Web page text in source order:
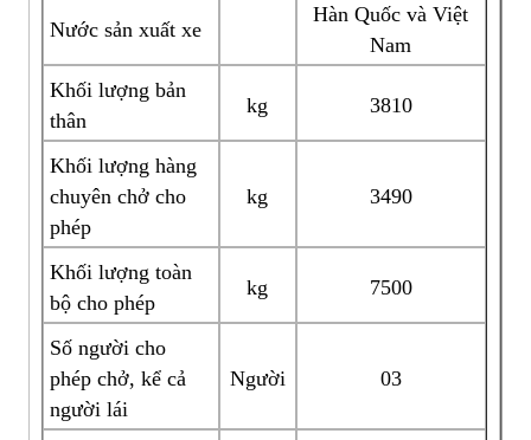
Nước sản xuất xe
Hàn Quốc và Việt
Nam
Khối lượng bản
thân
kg 3810
Khối lượng hàng
chuyên chở cho
phép
kg 3490
Khối lượng toàn
bộ cho phép
kg 7500
Số người cho
phép chở, kể cả
người lái
Người 03